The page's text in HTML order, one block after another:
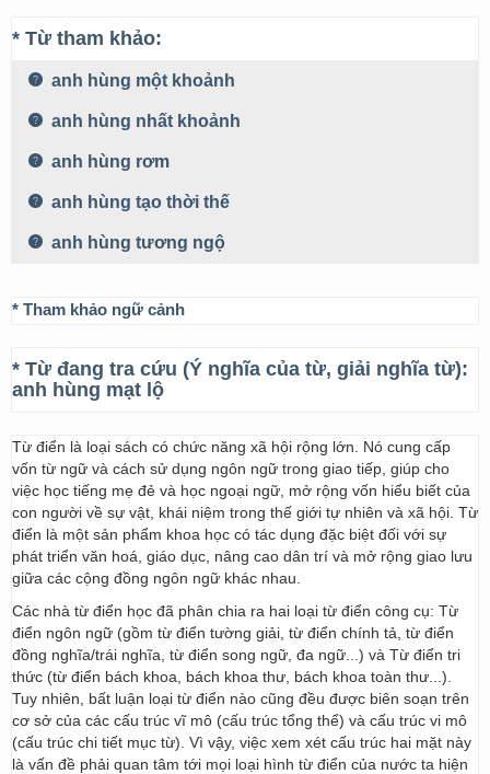
* Từ tham khảo:
anh hùng một khoảnh
anh hùng nhất khoảnh
anh hùng rơm
anh hùng tạo thời thế
anh hùng tương ngộ
* Tham khảo ngữ cảnh
* Từ đang tra cứu (Ý nghĩa của từ, giải nghĩa từ):
anh hùng mạt lộ
Từ điển là loại sách có chức năng xã hội rộng lớn. Nó cung cấp
vốn từ ngữ và cách sử dụng ngôn ngữ trong giao tiếp, giúp cho
việc học tiếng mẹ đẻ và học ngoại ngữ, mở rộng vốn hiểu biết của
con người về sự vật, khái niệm trong thế giới tự nhiên và xã hội. Từ
điển là một sản phẩm khoa học có tác dụng đặc biệt đối với sự
phát triển văn hoá, giáo dục, nâng cao dân trí và mở rộng giao lưu
giữa các cộng đồng ngôn ngữ khác nhau.
Các nhà từ điển học đã phân chia ra hai loại từ điển công cụ: Từ
điển ngôn ngữ (gồm từ điển tường giải, từ điển chính tả, từ điển
đồng nghĩa/trái nghĩa, từ điển song ngữ, đa ngữ...) và Từ điển tri
thức (từ điển bách khoa, bách khoa thư, bách khoa toàn thư...).
Tuy nhiên, bất luận loại từ điển nào cũng đều được biên soạn trên
cơ sở của các cấu trúc vĩ mô (cấu trúc tổng thể) và cấu trúc vi mô
(cấu trúc chi tiết mục từ). Vì vậy, việc xem xét cấu trúc hai mặt này
là vấn đề phải quan tâm tới mọi loại hình từ điển của nước ta hiện